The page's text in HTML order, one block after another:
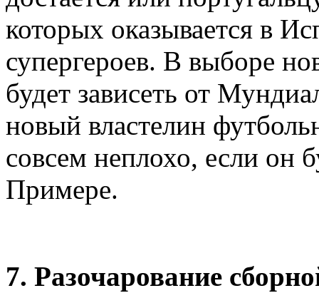
которых оказывается в
супергероев. В выборе
будет зависеть от
новый властелин
совсем неплохо, если он
Примере.
7. Разочарование